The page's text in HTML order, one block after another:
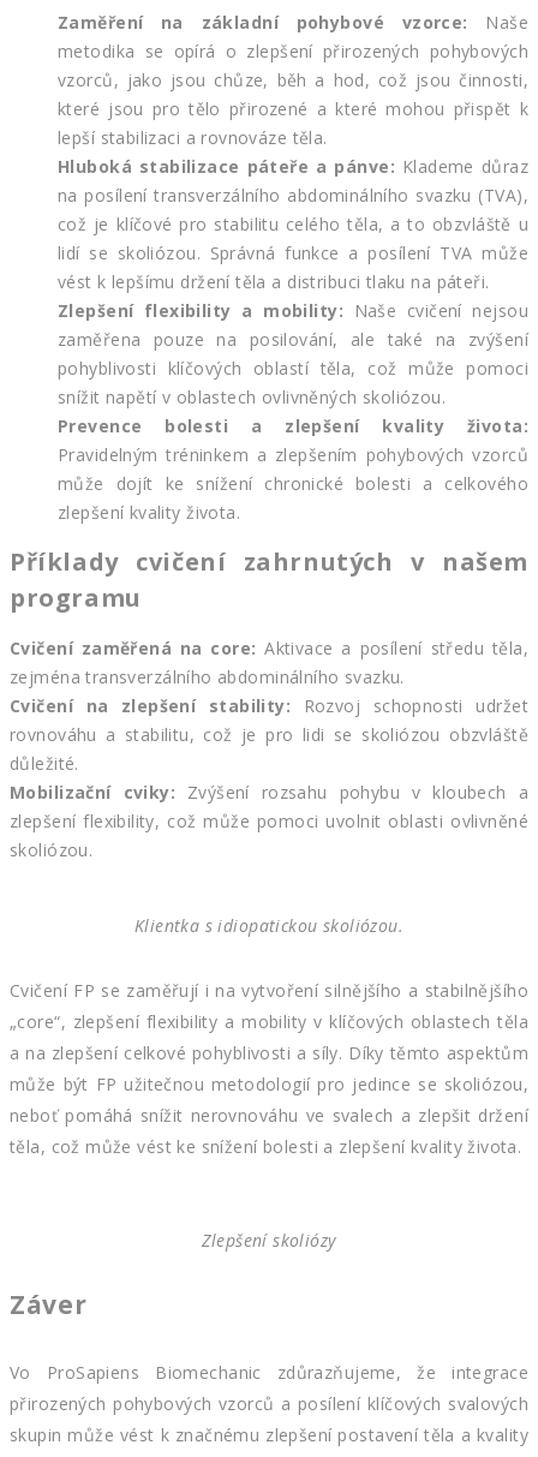
Zaměření na základní pohybové vzorce: Naše
metodika se opírá o zlepšení přirozených pohybových
vzorců, jako jsou chůze, běh a hod, což jsou činnosti,
které jsou pro tělo přirozené a které mohou přispět k
lepší stabilizaci a rovnováze těla.
Hluboká stabilizace páteře a pánve: Klademe důraz
na posílení transverzálního abdominálního svazku (TVA),
což je klíčové pro stabilitu celého těla, a to obzvláště u
lidí se skoliózou. Správná funkce a posílení TVA může
vést k lepšímu držení těla a distribuci tlaku na páteři.
Zlepšení flexibility a mobility: Naše cvičení nejsou
zaměřena pouze na posilování, ale také na zvýšení
pohyblivosti klíčových oblastí těla, což může pomoci
snížit napětí v oblastech ovlivněných skoliózou.
Prevence bolesti a zlepšení kvality života:
Pravidelným tréninkem a zlepšením pohybových vzorců
může dojít ke snížení chronické bolesti a celkového
zlepšení kvality života.
Příklady cvičení zahrnutých v našem
programu
Cvičení zaměřená na core: Aktivace a posílení středu těla,
zejména transverzálního abdominálního svazku.
Cvičení na zlepšení stability: Rozvoj schopnosti udržet
rovnováhu a stabilitu, což je pro lidi se skoliózou obzvláště
důležité.
Mobilizační cviky: Zvýšení rozsahu pohybu v kloubech a
zlepšení flexibility, což může pomoci uvolnit oblasti ovlivněné
skoliózou.
Klientka s idiopatickou skoliózou.
Cvičení FP se zaměřují i ​​na vytvoření silnějšího a stabilnějšího
„core“, zlepšení flexibility a mobility v klíčových oblastech těla
a na zlepšení celkové pohyblivosti a síly. Díky těmto aspektům
může být FP užitečnou metodologií pro jedince se skoliózou,
neboť pomáhá snížit nerovnováhu ve svalech a zlepšit držení
těla, což může vést ke snížení bolesti a zlepšení kvality života.
Zlepšení skoliózy
Záver
Vo ProSapiens Biomechanic zdůrazňujeme, že integrace
přirozených pohybových vzorců a posílení klíčových svalových
skupin může vést k značnému zlepšení postavení těla a kvality